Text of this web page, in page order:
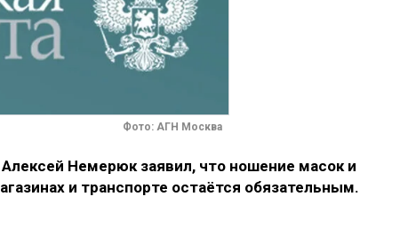
Фото: АГН Москва
Немерюк заявил, что ношение масок и
и транспорте остаётся обязательным.